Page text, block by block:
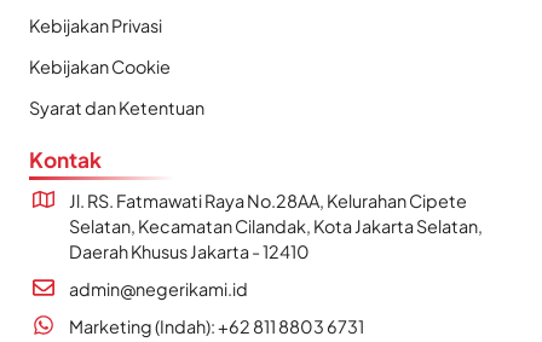
Kebijakan Privasi
Kebijakan Cookie
Syarat dan Ketentuan
Kontak
Jl. RS. Fatmawati Raya No.28AA, Kelurahan Cipete
Selatan, Kecamatan Cilandak, Kota Jakarta Selatan,
Daerah Khusus Jakarta - 12410
admin@negerikami.id
Marketing (Indah): +62 811 8803 6731